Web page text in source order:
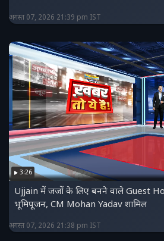
अगस्त 07, 2026 21:39 pm IST
3:26
Ujjain में जजों के लिए बनने वाले Guest
भूमिपूजन, CM Mohan Yadav शामिल
अगस्त 07, 2026 21:38 pm IST